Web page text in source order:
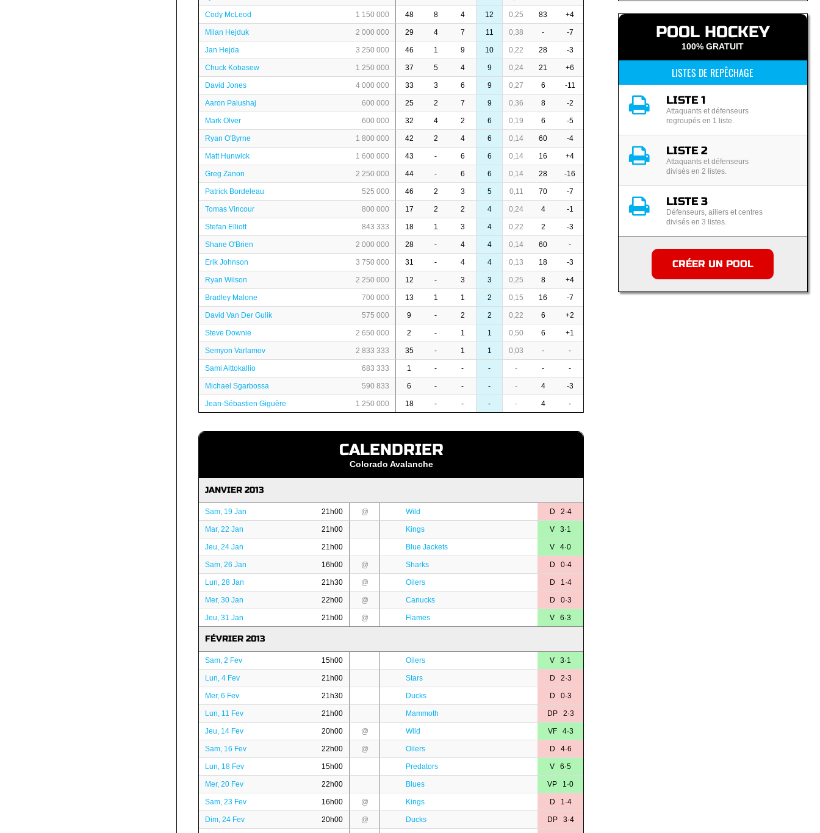
Cody McLeod 1 150 000 48 8 4 12 0,25 83 +4
Milan Hejduk 2 000 000 29 4 7 11 0,38 - -7
Jan Hejda 3 250 000 46 1 9 10 0,22 28 -3
Chuck Kobasew 1 250 000 37 5 4 9 0,24 21 +6
David Jones 4 000 000 33 3 6 9 0,27 6 -11
Aaron Palushaj 600 000 25 2 7 9 0,36 8 -2
Mark Olver 600 000 32 4 2 6 0,19 6 -5
Ryan O'Byrne 1 800 000 42 2 4 6 0,14 60 -4
Matt Hunwick 1 600 000 43 - 6 6 0,14 16 +4
Greg Zanon 2 250 000 44 - 6 6 0,14 28 -16
Patrick Bordeleau 525 000 46 2 3 5 0,11 70 -7
Tomas Vincour 800 000 17 2 2 4 0,24 4 -1
Stefan Elliott 843 333 18 1 3 4 0,22 2 -3
Shane O'Brien 2 000 000 28 - 4 4 0,14 60 -
Erik Johnson 3 750 000 31 - 4 4 0,13 18 -3
Ryan Wilson 2 250 000 12 - 3 3 0,25 8 +4
Bradley Malone 700 000 13 1 1 2 0,15 16 -7
David Van Der Gulik 575 000 9 - 2 2 0,22 6 +2
Steve Downie 2 650 000 2 - 1 1 0,50 6 +1
Semyon Varlamov 2 833 333 35 - 1 1 0,03 - -
Sami Aittokallio 683 333 1 - - - - - -
Michael Sgarbossa 590 833 6 - - - - 4 -3
Jean-Sébastien Giguère 1 250 000 18 - - - - 4 -
CALENDRIER
Colorado Avalanche
JANVIER 2013
Sam, 19 Jan 21h00 @ Wild D 2·4
Mar, 22 Jan 21h00 Kings V 3·1
Jeu, 24 Jan 21h00 Blue Jackets V 4·0
Sam, 26 Jan 16h00 @ Sharks D 0·4
Lun, 28 Jan 21h30 @ Oilers D 1·4
Mer, 30 Jan 22h00 @ Canucks D 0·3
Jeu, 31 Jan 21h00 @ Flames V 6·3
FÉVRIER 2013
Sam, 2 Fev 15h00 Oilers V 3·1
Lun, 4 Fev 21h00 Stars D 2·3
Mer, 6 Fev 21h30 Ducks D 0·3
Lun, 11 Fev 21h00 Mammoth DP 2·3
Jeu, 14 Fev 20h00 @ Wild VF 4·3
Sam, 16 Fev 22h00 @ Oilers D 4·6
Lun, 18 Fev 15h00 Predators V 6·5
Mer, 20 Fev 22h00 Blues VP 1·0
Sam, 23 Fev 16h00 @ Kings D 1·4
Dim, 24 Fev 20h00 @ Ducks DP 3·4
POOL HOCKEY
100% GRATUIT
LISTES DE REPÊCHAGE
LISTE 1
Attaquants et défenseurs
regroupés en 1 liste.
LISTE 2
Attaquants et défenseurs
divisés en 2 listes.
LISTE 3
Défenseurs, ailiers et centres
divisés en 3 listes.
CRÉER UN POOL